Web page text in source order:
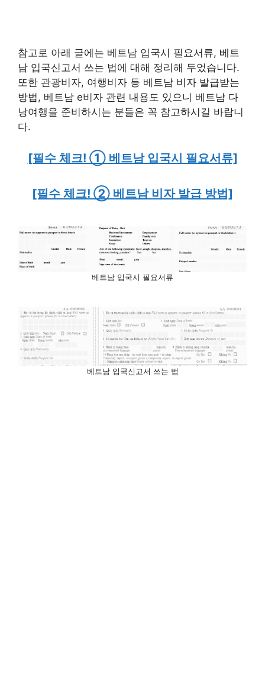
참고로 아래 글에는 베트남 입국시 필요서류, 베트
남 입국신고서 쓰는 법에 대해 정리해 두었습니다.
또한 관광비자, 여행비자 등 베트남 비자 발급받는
방법, 베트남 e비자 관련 내용도 있으니 베트남 다
낭여행을 준비하시는 분들은 꼭 참고하시길 바랍니
다.
[필수 체크! ① 베트남 입국시 필요서류]
[필수 체크! ② 베트남 비자 발급 방법]
베트남 입국시 필요서류
베트남 입국신고서 쓰는 법